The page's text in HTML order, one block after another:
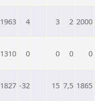
1963 4 3 2 2000
1310 0 0 0 0
1827 -32 15 7,5 1865